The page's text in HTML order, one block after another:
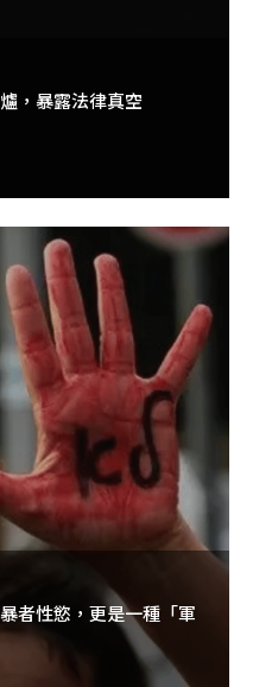
，暴露法律真空
者性慾，更是一種「軍